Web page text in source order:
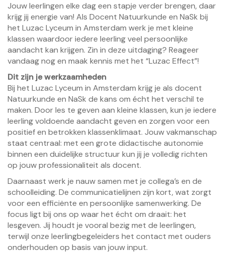
Jouw leerlingen elke dag een stapje verder brengen, daar
krijg jij energie van! Als Docent Natuurkunde en NaSk bij
het Luzac Lyceum in Amsterdam werk je met kleine
klassen waardoor iedere leerling veel persoonlijke
aandacht kan krijgen. Zin in deze uitdaging? Reageer
vandaag nog en maak kennis met het “Luzac Effect”!
Dit zijn je werkzaamheden
Bij het Luzac Lyceum in Amsterdam krijg je als docent
Natuurkunde en NaSk de kans om écht het verschil te
maken. Door les te geven aan kleine klassen, kun je iedere
leerling voldoende aandacht geven en zorgen voor een
positief en betrokken klassenklimaat. Jouw vakmanschap
staat centraal: met een grote didactische autonomie
binnen een duidelijke structuur kun jij je volledig richten
op jouw professionaliteit als docent.
Daarnaast werk je nauw samen met je collega’s en de
schoolleiding. De communicatielijnen zijn kort, wat zorgt
voor een efficiënte en persoonlijke samenwerking. De
focus ligt bij ons op waar het écht om draait: het
lesgeven. Jij houdt je vooral bezig met de leerlingen,
terwijl onze leerlingbegeleiders het contact met ouders
onderhouden op basis van jouw input.